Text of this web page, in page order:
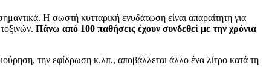
Η σωστή κυτταρική ενυδάτωση είναι απαραίτητη για
Πάνω από 100 παθήσεις έχουν συνδεθεί με την χρόνια
την εφίδρωση κ.λπ., αποβάλλεται άλλο ένα λίτρο κατά τη